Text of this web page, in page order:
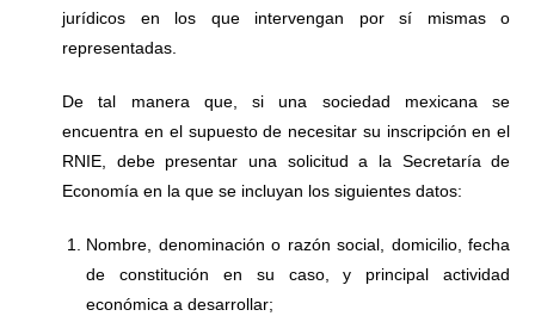
jurídicos en los que intervengan por sí mismas o
representadas.
De tal manera que, si una sociedad mexicana se
encuentra en el supuesto de necesitar su inscripción en el
RNIE, debe presentar una solicitud a la Secretaría de
Economía en la que se incluyan los siguientes datos:
Nombre, denominación o razón social, domicilio, fecha
de constitución en su caso, y principal actividad
económica a desarrollar;